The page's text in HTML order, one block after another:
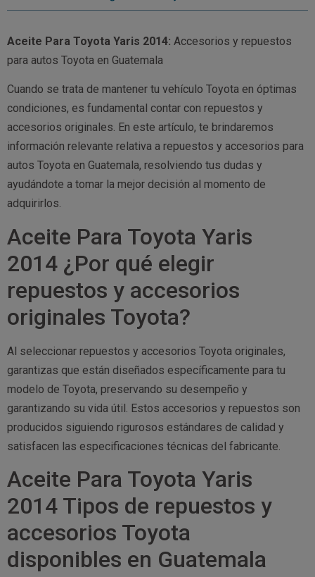
Aceite Para Toyota Yaris 2014: Accesorios y repuestos
para autos Toyota en Guatemala
Cuando se trata de mantener tu vehículo Toyota en óptimas
condiciones, es fundamental contar con repuestos y
accesorios originales. En este artículo, te brindaremos
información relevante relativa a repuestos y accesorios para
autos Toyota en Guatemala, resolviendo tus dudas y
ayudándote a tomar la mejor decisión al momento de
adquirirlos.
Aceite Para Toyota Yaris
2014 ¿Por qué elegir
repuestos y accesorios
originales Toyota?
Al seleccionar repuestos y accesorios Toyota originales,
garantizas que están diseñados específicamente para tu
modelo de Toyota, preservando su desempeño y
garantizando su vida útil. Estos accesorios y repuestos son
producidos siguiendo rigurosos estándares de calidad y
satisfacen las especificaciones técnicas del fabricante.
Aceite Para Toyota Yaris
2014 Tipos de repuestos y
accesorios Toyota
disponibles en Guatemala